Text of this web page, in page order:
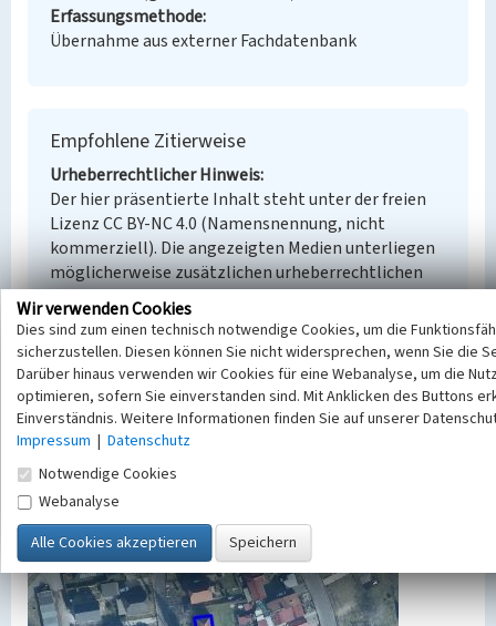
Erfassungsmethode
Übernahme aus externer Fachdatenbank
Empfohlene Zitierweise
Urheberrechtlicher Hinweis
Der hier präsentierte Inhalt steht unter der freien
Lizenz CC BY-NC 4.0 (Namensnennung, nicht
kommerziell). Die angezeigten Medien unterliegen
möglicherweise zusätzlichen urheberrechtlichen
Bedingungen, die an diesen ausgewiesen sind.
Empfohlene Zitierweise
„BWG-Wohnhaus in der einstigen Glück-Auf-Straße”.
In: KuLaDig, Kultur.Landschaft.Digital. URL:
https://www.kuladig.de/Objektansicht/BKM-
30200233(Abgerufen: 8. August 2026)
Wir verwenden Cookies
Dies sind zum einen technisch notwendige Cookies, um die
sicherzustellen. Diesen können Sie nicht widersprechen, wenn Sie die
Darüber hinaus verwenden wir Cookies für eine Webanalyse, um die
optimieren, sofern Sie einverstanden sind. Mit Anklicken des Buttons
Einverständnis. Weitere Informationen finden Sie auf unserer
Impressum | Datenschutz
Notwendige Cookies
Webanalyse